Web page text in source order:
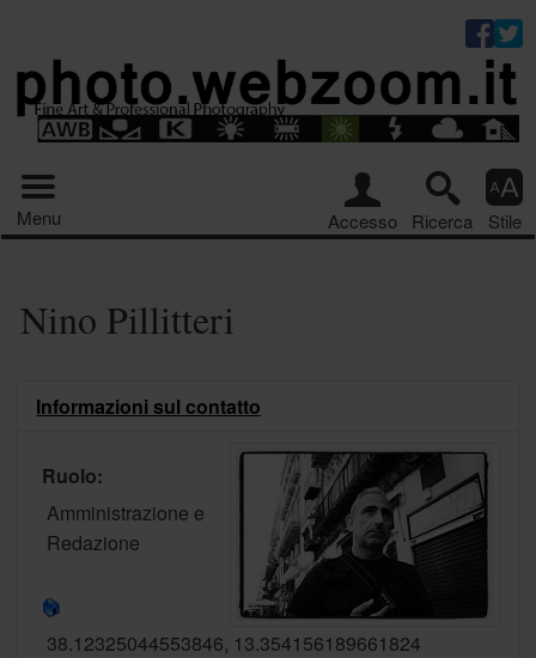
Menu principale
Menu
Riquadro
Accesso Ricerca Stile
Nino Pillitteri
Informazioni sul contatto
Ruolo:
Amministrazione e
Redazione
38.12325044553846, 13.354156189661824